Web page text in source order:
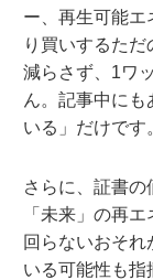
ー、再生可能エ
り買いするた
減らさず、1ワ
ん。記事中に
いる」だけです
さらに、証書
「未来」の再
回らないおそれ
いる可能性も指